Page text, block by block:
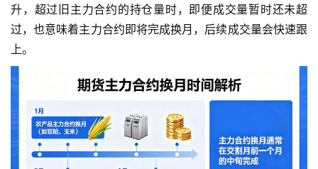
升，超过旧主力合约的持仓量时，即便成交量暂时还未超
过，也意味着主力合约即将完成换月，后续成交量会快速跟
上。